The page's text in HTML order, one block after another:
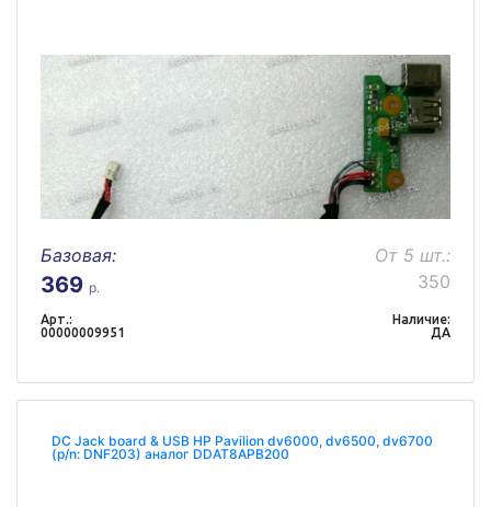
Базовая:
369 р.
От 5 шт.:
350
Арт.:
00000009951
Наличие:
ДА
DC Jack board & USB HP Pavilion dv6000, dv6500, dv6700
(p/n: DNF203) аналог DDAT8APB200